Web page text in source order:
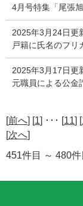
4月号特集「尾張
2025年3月24日更
戸籍に氏名のフリ
2025年3月17日更
元職員による公金
[前へ] [1] ･･･ [11] [
[次へ]
451件目 ～ 480件